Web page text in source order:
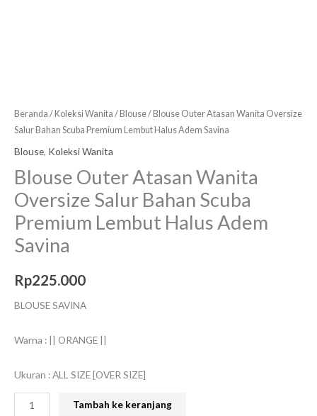
Beranda / Koleksi Wanita / Blouse/ Blouse Outer Atasan Wanita Oversize
Salur Bahan Scuba Premium Lembut Halus Adem Savina
Blouse, Koleksi Wanita
Blouse Outer Atasan Wanita
Oversize Salur Bahan Scuba
Premium Lembut Halus Adem
Savina
Rp225.000
BLOUSE SAVINA
Warna : || ORANGE ||
Ukuran : ALL SIZE [OVER SIZE]
Tambah ke keranjang